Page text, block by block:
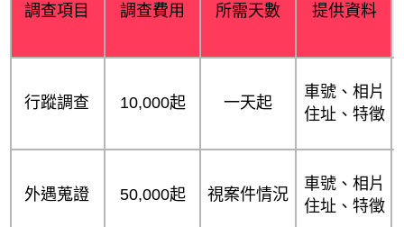
調查項目 調查費用 所需天數 提供資料
行蹤調查 10,000起 一天起
車號、相片
住址、特徵
外遇蒐證 50,000起 視案件情況
車號、相片
住址、特徵